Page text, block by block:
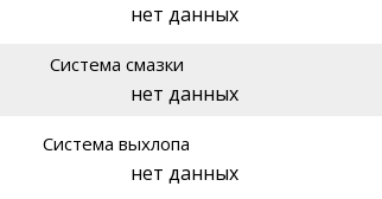
нет данных
Система смазки
нет данных
Система выхлопа
нет данных